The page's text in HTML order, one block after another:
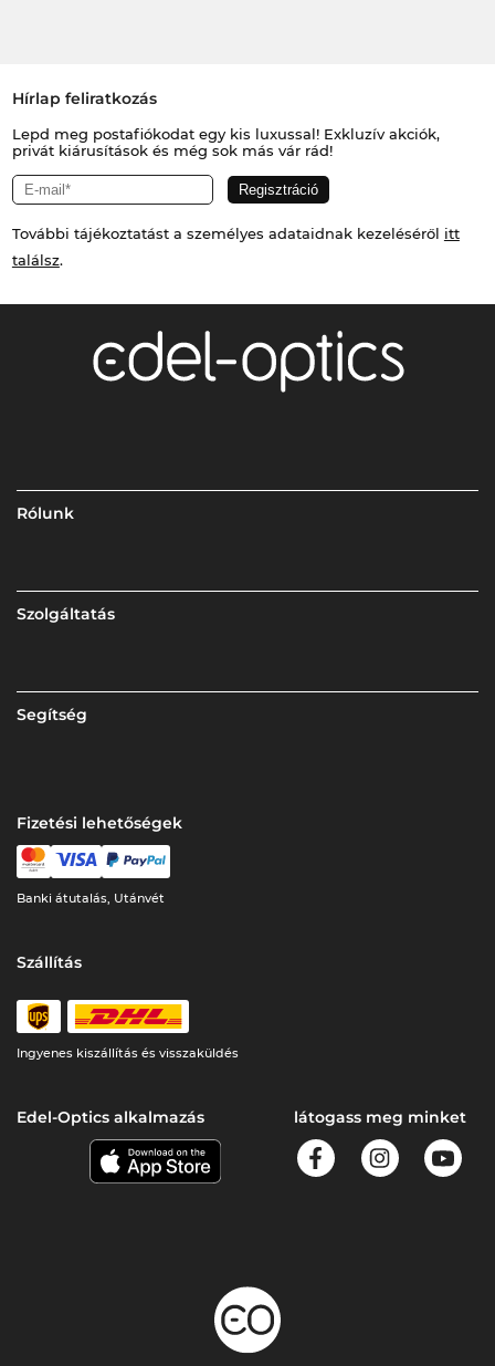
Hírlap feliratkozás
Lepd meg postafiókodat egy kis luxussal! Exkluzív akciók,
privát kiárusítások és még sok más vár rád!
További tájékoztatást a személyes adataidnak kezeléséről itt
találsz.
Rólunk
Szolgáltatás
Segítség
Fizetési lehetőségek
Banki átutalás, Utánvét
Szállítás
Ingyenes kiszállítás és visszaküldés
Edel-Optics alkalmazás látogass meg minket